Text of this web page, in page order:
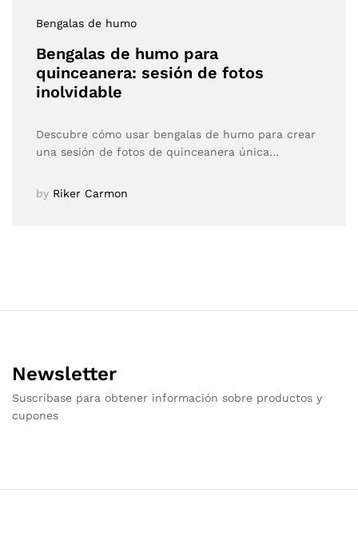
Bengalas de humo
Bengalas de humo para
quinceanera: sesión de fotos
inolvidable
Descubre cómo usar bengalas de humo para crear
una sesión de fotos de quinceanera única…
by Riker Carmon
Newsletter
Suscríbase para obtener información sobre productos y
cupones